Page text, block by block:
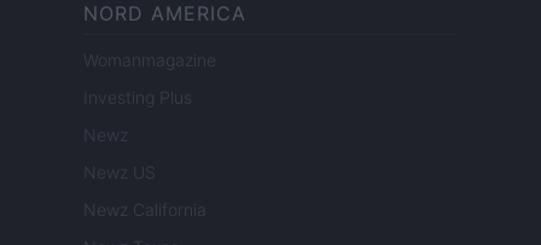
NORD AMERICA
Womanmagazine
Investing Plus
Newz
Newz US
Newz California